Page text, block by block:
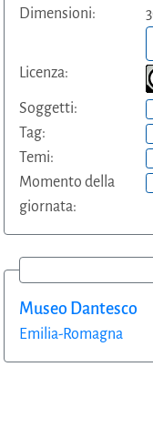
Dimensioni:
Licenza:
Soggetti:
Tag:
Temi:
Momento della
giornata:
Museo Dantesco
Emilia-Romagna